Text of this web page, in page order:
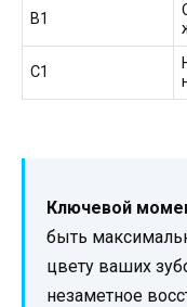
B1
C1
Ключевой
быть
цвету ваших
незаметное